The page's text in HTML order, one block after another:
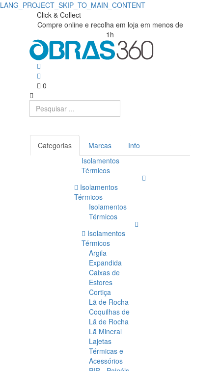
LANG_PROJECT_SKIP_TO_MAIN_CONTENT
Click & Collect
Compre online e recolha em loja em menos de
1h
0
Categorias Marcas
Info
Isolamentos
Térmicos
Isolamentos
Térmicos
Isolamentos
Térmicos
Isolamentos
Térmicos
Argila
Expandida
Caixas de
Estores
Cortiça
Lã de Rocha
Coquilhas de
Lã de Rocha
Lã Mineral
Lajetas
Térmicas e
Acessórios